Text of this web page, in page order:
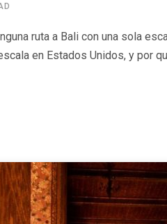
ruta a Bali con una sola
en Estados Unidos, y por